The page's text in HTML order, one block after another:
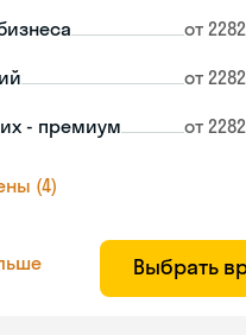
от
от
- премиум от
(4)
Выбрать